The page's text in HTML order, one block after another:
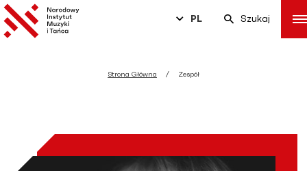
PL Szukaj
Strona Główna Zespół